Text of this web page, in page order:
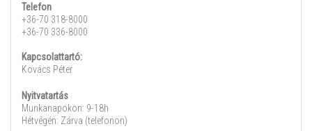
Telefon
+36-70 318-8000
+36-70 336-8000
Kapcsolattartó:
Kovács Péter
Nyitvatartás
Munkanapokon: 9-18h
Hétvégén: Zárva (telefonon)